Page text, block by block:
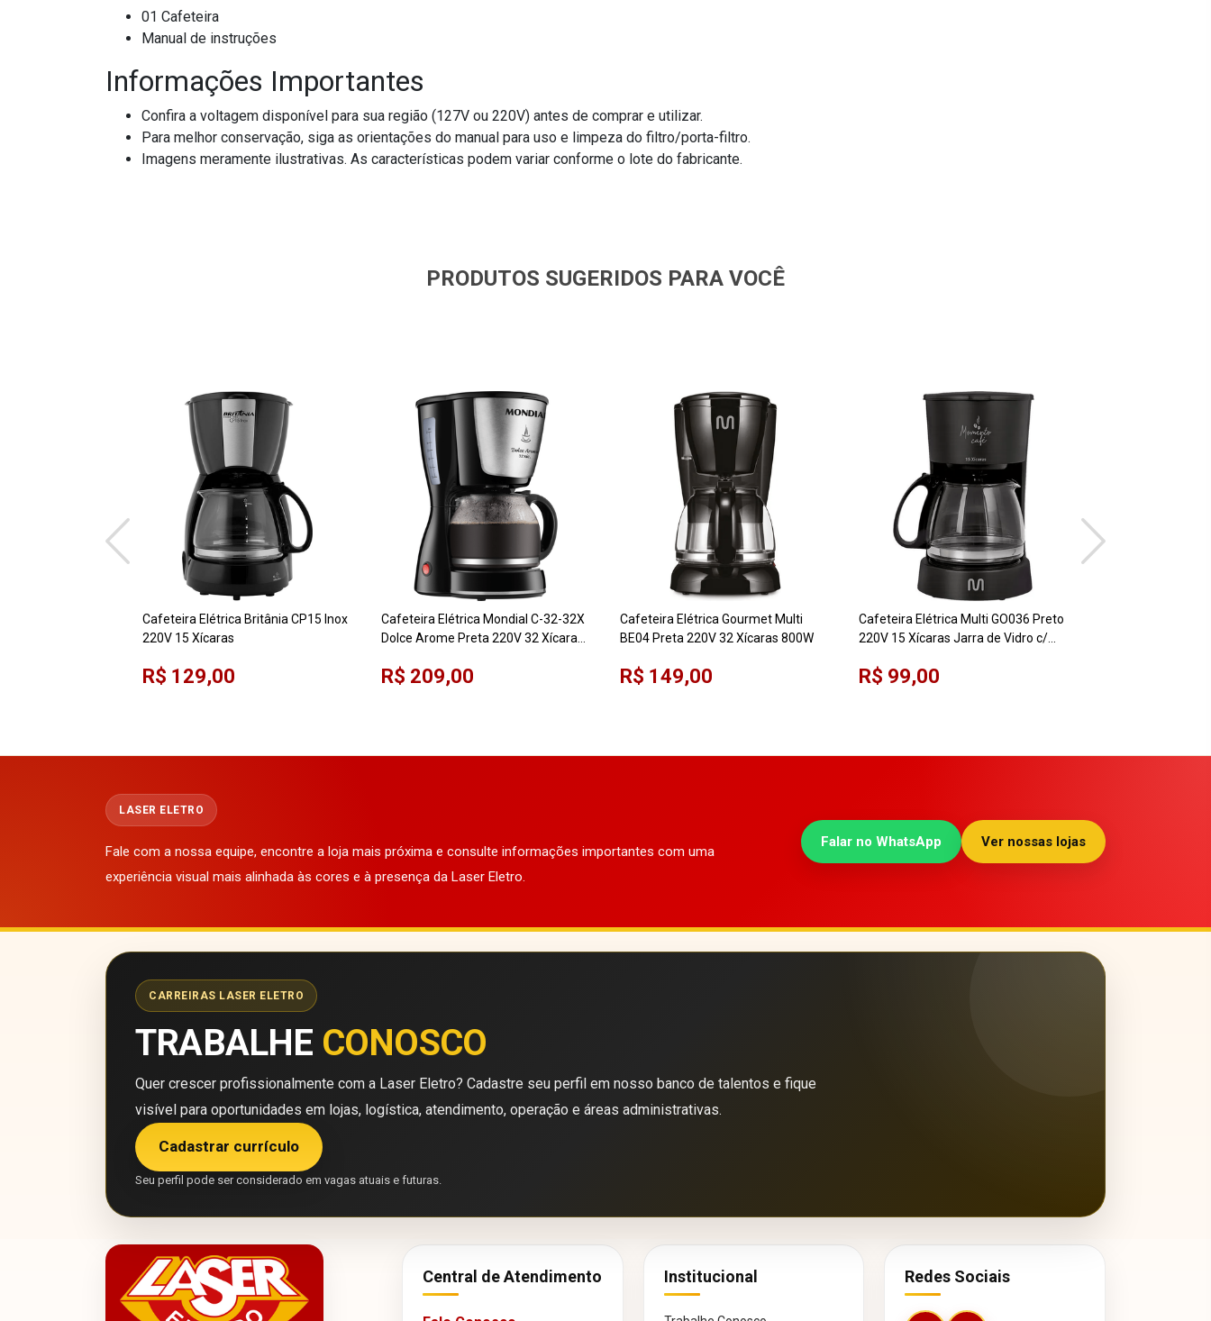
01 Cafeteira
Manual de instruções
Informações Importantes
Confira a voltagem disponível para sua região (127V ou 220V) antes de comprar e utilizar.
Para melhor conservação, siga as orientações do manual para uso e limpeza do filtro/porta-filtro.
Imagens meramente ilustrativas. As características podem variar conforme o lote do fabricante.
PRODUTOS SUGERIDOS PARA VOCÊ
Cafeteira Elétrica Britânia CP15 Inox
220V 15 Xícaras
R$ 129,00
Cafeteira Elétrica Mondial C-32-32X
Dolce Arome Preta 220V 32 Xícaras
R$ 209,00
Cafeteira Elétrica Gourmet Multi
BE04 Preta 220V 32 Xícaras 800W
R$ 149,00
Cafeteira Elétrica Multi GO036 Preto
220V 15 Xícaras Jarra de Vidro c/
550W
R$ 99,00
LASER ELETRO
Fale com a nossa equipe, encontre a loja mais próxima e consulte informações importantes com uma
experiência visual mais alinhada às cores e à presença da Laser Eletro.
Falar no WhatsApp Ver nossas lojas
CARREIRAS LASER ELETRO
TRABALHE CONOSCO
Quer crescer profissionalmente com a Laser Eletro? Cadastre seu perfil em nosso banco de talentos e fique
visível para oportunidades em lojas, logística, atendimento, operação e áreas administrativas.
Cadastrar currículo
Seu perfil pode ser considerado em vagas atuais e futuras.
Central de Atendimento Institucional Redes Sociais